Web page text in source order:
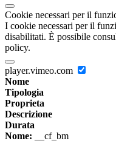
Cookie necessari per il
I cookie necessari per il
disabilitati. È possibile
policy.
player.vimeo.com
Nome
Tipologia
Proprieta
Descrizione
Durata
Nome: __cf_bm